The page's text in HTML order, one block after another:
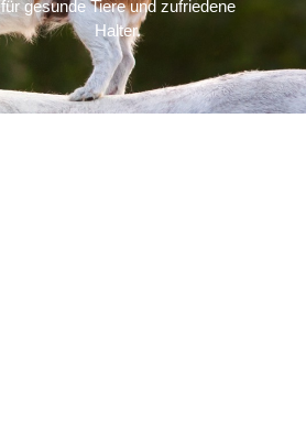
für gesunde Tiere und zufriedene
Halter.